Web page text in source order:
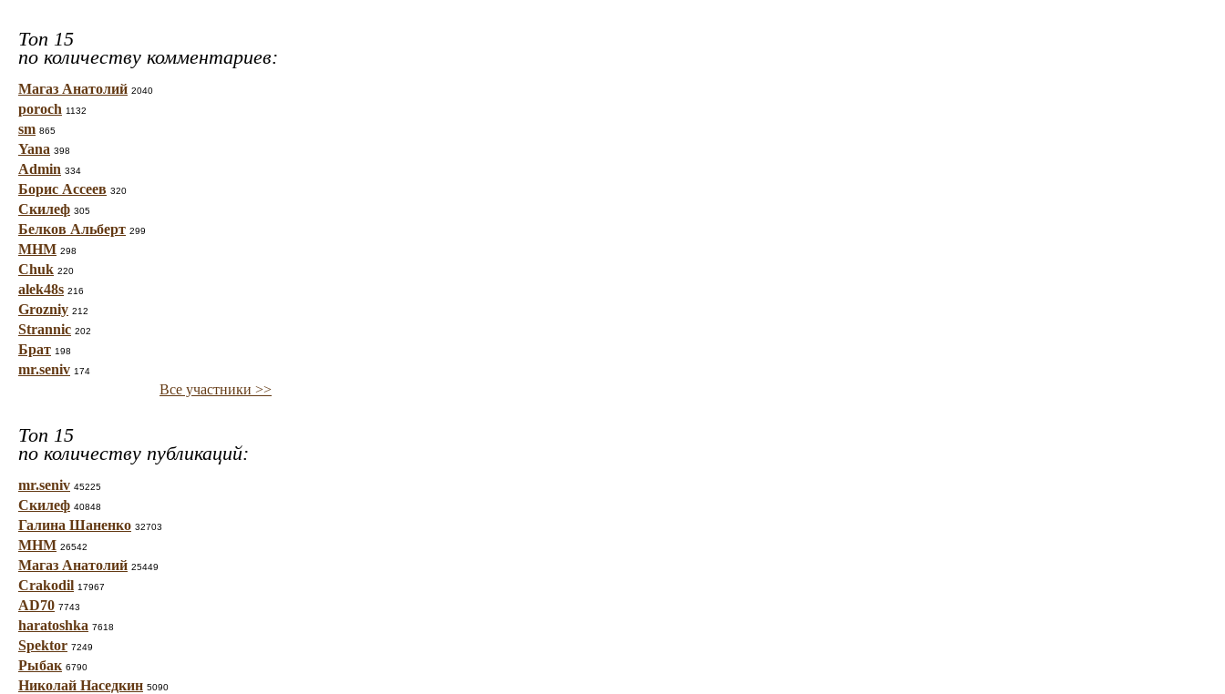
Топ 15
по количеству комментариев:
Магаз Анатолий 2040
poroch 1132
sm 865
Yana 398
Admin 334
Борис Ассеев 320
Скилеф 305
Белков Альберт 299
МНМ 298
Chuk 220
alek48s 216
Grozniy 212
Strannic 202
Брат 198
mr.seniv 174
Все участники >>
Топ 15
по количеству публикаций:
mr.seniv 45225
Скилеф 40848
Галина Шаненко 32703
МНМ 26542
Магаз Анатолий 25449
Crakodil 17967
AD70 7743
haratoshka 7618
Spektor 7249
Рыбак 6790
Николай Наседкин 5090